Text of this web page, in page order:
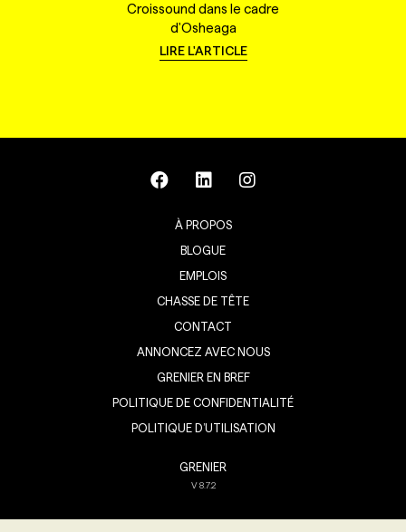
Croissound dans le cadre
d'Osheaga
LIRE L'ARTICLE
À PROPOS
BLOGUE
EMPLOIS
CHASSE DE TÊTE
CONTACT
ANNONCEZ AVEC NOUS
GRENIER EN BREF
POLITIQUE DE CONFIDENTIALITÉ
POLITIQUE D’UTILISATION
GRENIER
V8.7.2